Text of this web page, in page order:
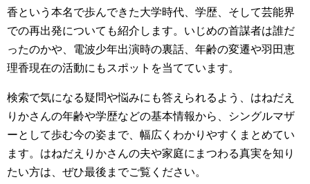
香という本名で歩んできた大学時代、学歴、そして芸能界
での再出発についても紹介します。いじめの首謀者は誰だ
ったのかや、電波少年出演時の裏話、年齢の変遷や羽田恵
理香現在の活動にもスポットを当てています。
検索で気になる疑問や悩みにも答えられるよう、はねだえ
りかさんの年齢や学歴などの基本情報から、シングルマザ
ーとして歩む今の姿まで、幅広くわかりやすくまとめてい
ます。はねだえりかさんの夫や家庭にまつわる真実を知り
たい方は、ぜひ最後までご覧ください。